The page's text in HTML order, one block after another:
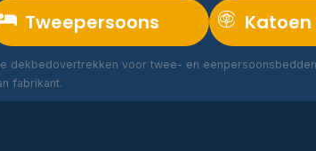
Tweepersoons Katoen
dekbedovertrekken voor twee- en
fabrikant.